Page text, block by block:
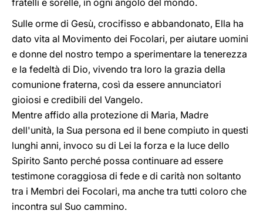
fratelli e sorelle, in ogni angolo del mondo.
Sulle orme di Gesù, crocifisso e abbandonato, Ella ha
dato vita al Movimento dei Focolari, per aiutare uomini
e donne del nostro tempo a sperimentare la tenerezza
e la fedeltà di Dio, vivendo tra loro la grazia della
comunione fraterna, così da essere annunciatori
gioiosi e credibili del Vangelo.
Mentre affido alla protezione di Maria, Madre
dell'unità, la Sua persona ed il bene compiuto in questi
lunghi anni, invoco su di Lei la forza e la luce dello
Spirito Santo perché possa continuare ad essere
testimone coraggiosa di fede e di carità non soltanto
tra i Membri dei Focolari, ma anche tra tutti coloro che
incontra sul Suo cammino.